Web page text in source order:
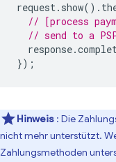
request. show().
// [process
// send to a
response.
});
Hinweis : Die
nicht mehr unterstützt.
Zahlungsmethoden